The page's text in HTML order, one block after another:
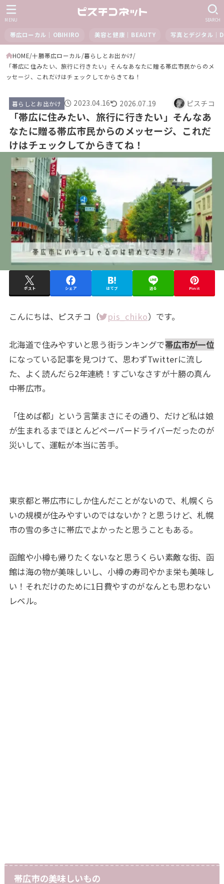
帯広ローカル｜OBIHIRO 美容と健康｜BEAUTY 写真とデジタル｜
SEARCH
MENU
HOME 十勝帯広ローカル 暮らしとお出かけ
「帯広に住みたい、旅行に行きたい」そんなあなたに贈る帯広市民からのメ
ッセージ、これだけはチェックしてからきてね！
暮らしとお出かけ 2023.04.16 2026.07.19 ピスチコ
「帯広に住みたい、旅行に行きたい」そんなあ
なたに贈る帯広市民からのメッセージ、これだ
けはチェックしてからきてね！
ポスト シェア はてブ 送る Pin it
こんにちは、ピスチコ（ pis_chiko）です。
北海道で住みやすいと思う街ランキングで帯広市が一位
になっている記事を見つけて、思わずTwitterに流し
た、よく読んだら2年連続！すごいなさすが十勝の真ん
中帯広市。
「住めば都」という言葉まさにその通り、だけど私は娘
が生まれるまでほとんどペーパードライバーだったのが
災いして、運転が本当に苦手。
東京都と帯広市にしか住んだことがないので、札幌くら
いの規模が住みやすいのではないか？と思うけど、札幌
市の雪の多さに帯広でよかったと思うこともある。
函館や小樽も帰りたくないなと思うくらい素敵な街、函
館は海の物が美味しいし、小樽の寿司やかま栄も美味し
い！それだけのために1日費やすのがなんとも思わない
レベル。
帯広市の美味しいもの